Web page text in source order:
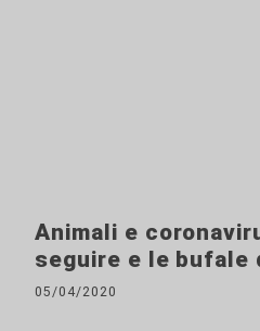
Animali e
seguire e le bufale
05/04/2020